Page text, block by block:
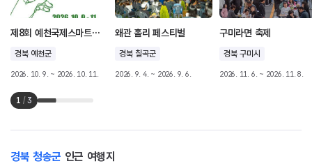
제8회 예천국제스마트폰영화제
경북 예천군
2026. 10. 9. ~ 2026. 10. 11.
왜관 홀리 페스티벌
경북 칠곡군
2026. 9. 4. ~ 2026. 9. 6.
구미라면 축제
경북 구미시
2026. 11. 6. ~ 2026. 11. 8.
1 / 3
경북 청송군 인근 여행지